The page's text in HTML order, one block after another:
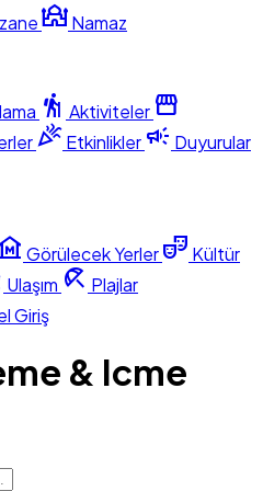
mosqueNamaz
hiking Aktiviteler storefront
celebrationEtkinlikler campaign Duyurular
museum Görülecek Yerlertheater_comedy Kültür
Ulaşım beach_access Plajlar
Giriş
& Icme